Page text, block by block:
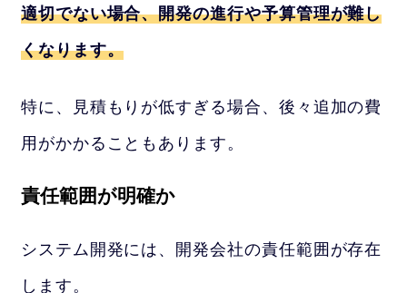
適切でない場合、開発の進行や予算管理が難し
くなります。
特に、見積もりが低すぎる場合、後々追加の費
用がかかることもあります。
責任範囲が明確か
システム開発には、開発会社の責任範囲が存在
します。